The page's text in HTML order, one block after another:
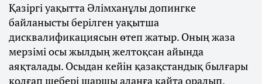
Қазіргі уақытта Әлімханұлы допингке
байланысты берілген уақытша
дисквалификациясын өтеп жатыр. Оның жаза
мерзімі осы жылдың желтоқсан айында
аяқталады. Осыдан кейін қазақстандық былғары
қолғап шебері шаршы алаңға қайта оралып,